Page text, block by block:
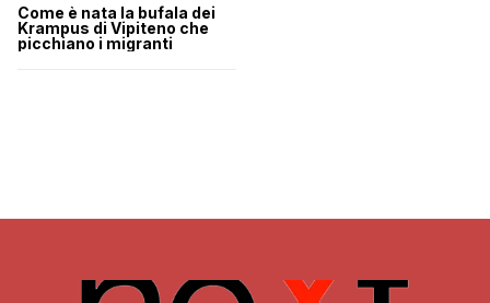
Come è nata la bufala dei
Krampus di Vipiteno che
picchiano i migranti